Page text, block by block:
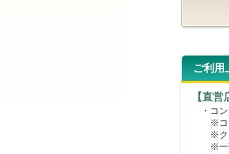
ご利用
【直
・コン
※コン
※クー
※一部